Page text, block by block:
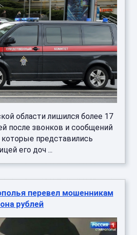
области лишился более 17
после звонков и сообщений
представились
его доч ...
перевел мошенникам
рублей